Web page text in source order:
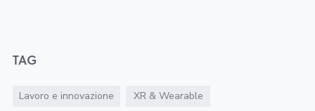
TAG
Lavoro e innovazione
XR & Wearable